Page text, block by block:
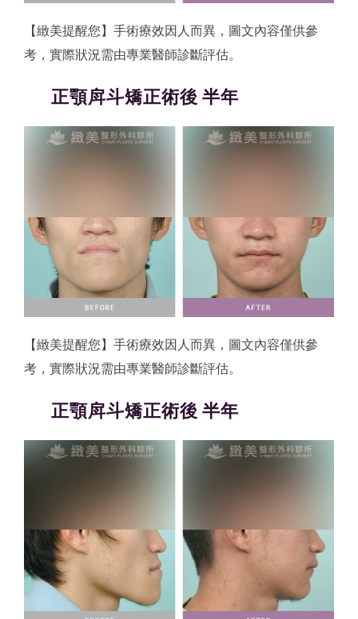
【緻美提醒您】手術療效因人而異，圖文內容僅供參
考，實際狀況需由專業醫師診斷評估。
正顎戽斗矯正術後 半年
【緻美提醒您】手術療效因人而異，圖文內容僅供參
考，實際狀況需由專業醫師診斷評估。
正顎戽斗矯正術後 半年